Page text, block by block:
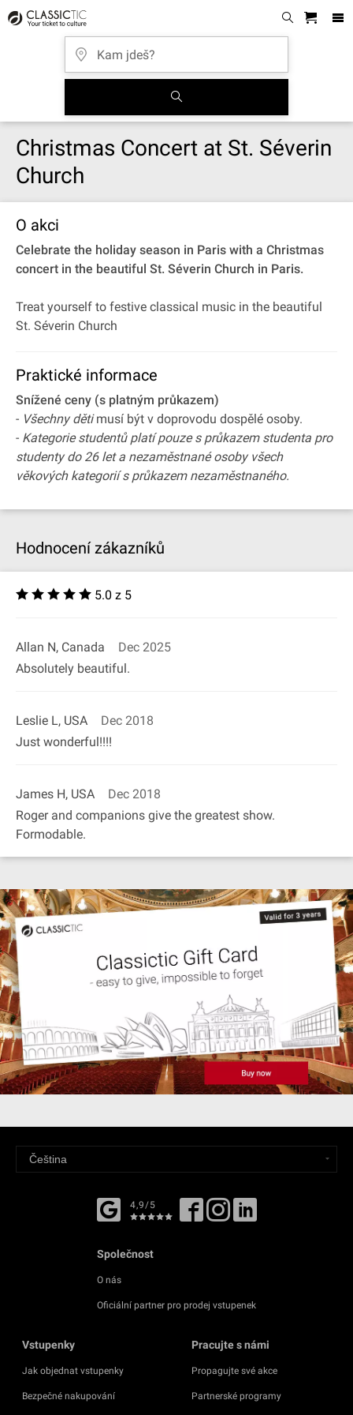
Christmas Concert at St. Séverin
Church
O akci
Celebrate the holiday season in Paris with a Christmas
concert in the beautiful St. Séverin Church in Paris.
Treat yourself to festive classical music in the beautiful
St. Séverin Church
Praktické informace
Snížené ceny (s platným průkazem)
- Všechny dětimusí být v doprovodu dospělé osoby.
- Kategorie studentů platí pouze s průkazem studenta pro
studenty do 26 let a nezaměstnané osoby všech
věkových kategorií s průkazem nezaměstnaného.
Hodnocení zákazníků
5.0 z 5
Allan N, Canada
Dec 2025
Absolutely beautiful.
Leslie L, USA
Dec 2018
Just wonderful!!!!
James H, USA
Dec 2018
Roger and companions give the greatest show.
Formodable.
4,9/5
Společnost
O nás
Oficiální partner pro prodej vstupenek
Vstupenky
Jak objednat vstupenky
Bezpečné nakupování
Pracujte s námi
Propagujte své akce
Partnerské programy